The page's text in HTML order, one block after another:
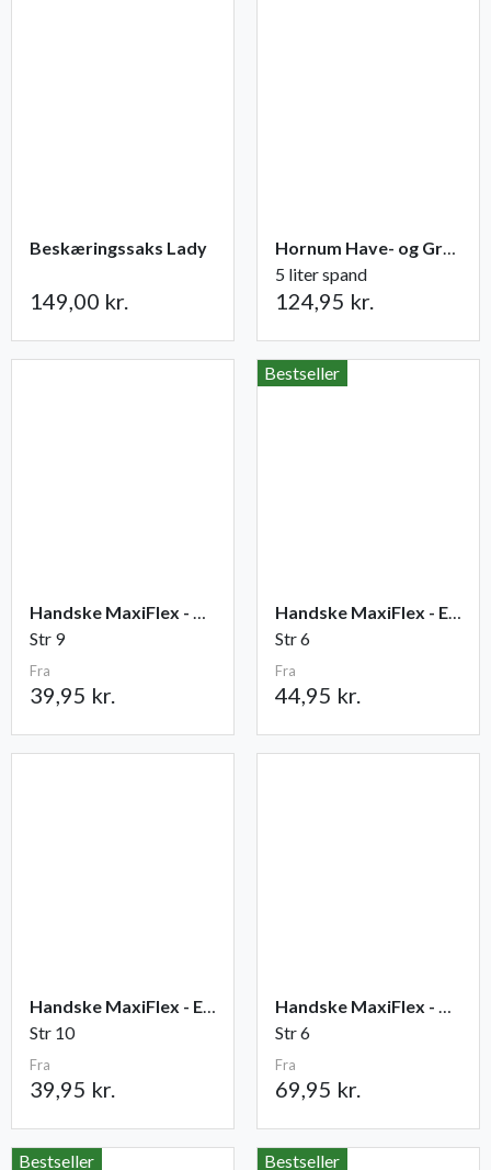
Beskæringssaks Lady
149,00 kr.
Hornum Have- og Grøntsagsgødning NPK 9-2-5
5 liter spand
124,95 kr.
Handske MaxiFlex - Ultimate
Str 9
Fra
39,95 kr.
Bestseller
Handske MaxiFlex - Endurance
Str 6
Fra
44,95 kr.
Handske MaxiFlex - Elite
Str 10
Fra
39,95 kr.
Handske MaxiFlex - Cut
Str 6
Fra
69,95 kr.
Bestseller Bestseller